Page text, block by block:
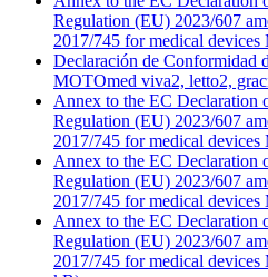
Regulation (EU) 2023/607
2017/745 for medical
Declaración de Conformidad
MOTOmed viva2, letto2,
Annex to the EC Declaration
Regulation (EU) 2023/607
2017/745 for medical
Annex to the EC Declaration
Regulation (EU) 2023/607
2017/745 for medical
Annex to the EC Declaration
Regulation (EU) 2023/607
2017/745 for medical